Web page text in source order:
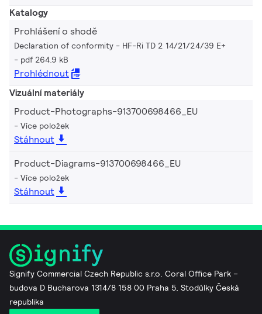
Katalogy
Prohlášení o shodě
Declaration of conformity - HF-Ri TD 2 14/21/24/39 E+
pdf 264.9 kB
Prohlédnout
Vizuální materiály
Product-Photographs-913700698466_EU
Více položek
Stáhnout
Product-Diagrams-913700698466_EU
Více položek
Stáhnout
Signify Commercial Czech Republic s.r.o. Coral Office Park –
budova D Bucharova 1314/8 158 00 Praha 5, Stodůlky Česká
republika